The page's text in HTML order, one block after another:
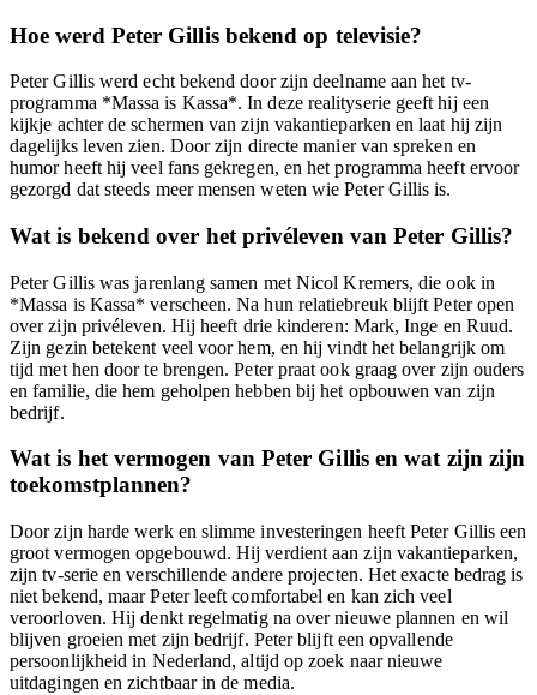
Hoe werd Peter Gillis bekend op televisie?
Peter Gillis werd echt bekend door zijn deelname aan het tv-
programma *Massa is Kassa*. In deze realityserie geeft hij een
kijkje achter de schermen van zijn vakantieparken en laat hij zijn
dagelijks leven zien. Door zijn directe manier van spreken en
humor heeft hij veel fans gekregen, en het programma heeft ervoor
gezorgd dat steeds meer mensen weten wie Peter Gillis is.
Wat is bekend over het privéleven van Peter Gillis?
Peter Gillis was jarenlang samen met Nicol Kremers, die ook in
*Massa is Kassa* verscheen. Na hun relatiebreuk blijft Peter open
over zijn privéleven. Hij heeft drie kinderen: Mark, Inge en Ruud.
Zijn gezin betekent veel voor hem, en hij vindt het belangrijk om
tijd met hen door te brengen. Peter praat ook graag over zijn ouders
en familie, die hem geholpen hebben bij het opbouwen van zijn
bedrijf.
Wat is het vermogen van Peter Gillis en wat zijn zijn
toekomstplannen?
Door zijn harde werk en slimme investeringen heeft Peter Gillis een
groot vermogen opgebouwd. Hij verdient aan zijn vakantieparken,
zijn tv-serie en verschillende andere projecten. Het exacte bedrag is
niet bekend, maar Peter leeft comfortabel en kan zich veel
veroorloven. Hij denkt regelmatig na over nieuwe plannen en wil
blijven groeien met zijn bedrijf. Peter blijft een opvallende
persoonlijkheid in Nederland, altijd op zoek naar nieuwe
uitdagingen en zichtbaar in de media.